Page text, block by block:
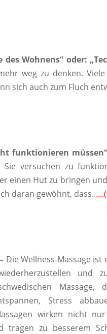
des Wohnens“ oder:
weg zu denken.
sich auch zum Fluch
funktionieren müssen“
versuchen zu
einen Hut zu bringen
daran gewöhnt, dass....
Die Wellness-Massage
und
Massage,
Stress
wirken nicht
tragen zu besserem